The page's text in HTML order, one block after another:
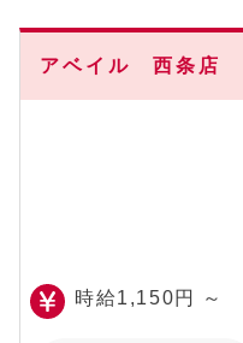
アベイル 西条店
時給1,150円 ～